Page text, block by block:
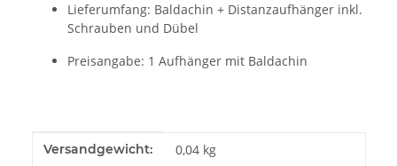
Lieferumfang: Baldachin + Distanzaufhänger inkl.
Schrauben und Dübel
Preisangabe: 1 Aufhänger mit Baldachin
Produkteigenschaft
Wert
Versandgewicht: 0,04 kg